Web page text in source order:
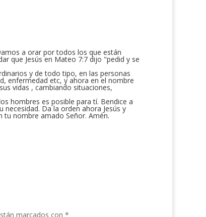
a orar por todos los que están
que Jesús en Mateo 7:7 dijo "pedid y se
y de todo tipo, en las personas
enfermedad etc, y ahora en el nombre
vidas , cambiando situaciones,
hombres es posible para tí. Bendice a
Da la orden ahora Jesús y
nombre amado Señor. Amén.
marcados con *